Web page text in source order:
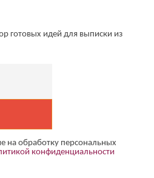
готовых идей для выписки из
на обработку персональных
конфиденциальности